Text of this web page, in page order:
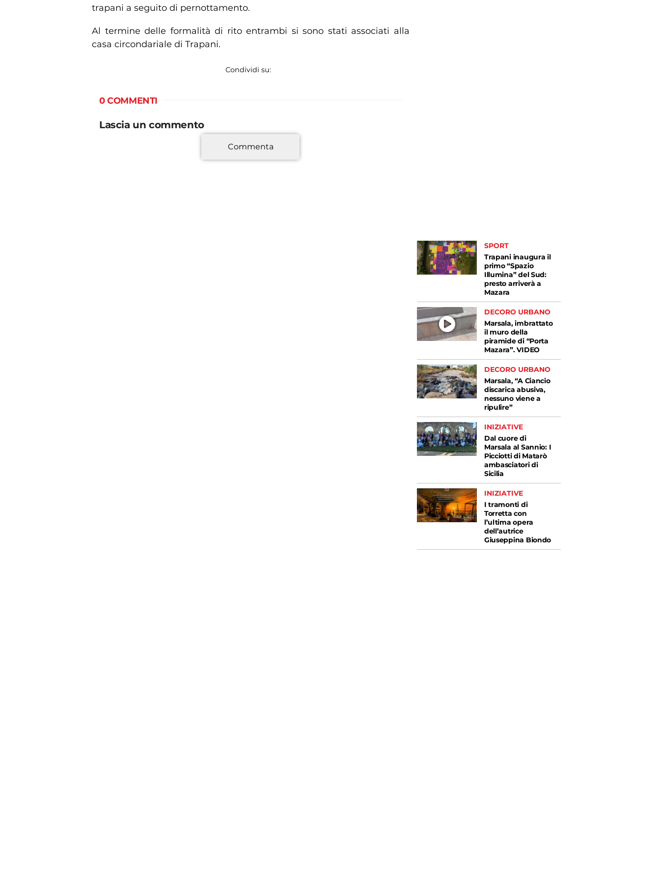
trapani a seguito di pernottamento.
Al termine delle formalità di rito entrambi si sono stati associati alla
casa circondariale di Trapani.
Condividi su:
0 COMMENTI
Lascia un commento
Commenta
SPORT
Trapani inaugura il
primo “Spazio
Illumina” del Sud:
presto arriverà a
Mazara
DECORO URBANO
Marsala, imbrattato
il muro della
piramide di “Porta
Mazara”. VIDEO
DECORO URBANO
Marsala, “A Ciancio
discarica abusiva,
nessuno viene a
ripulire”
INIZIATIVE
Dal cuore di
Marsala al Sannio: I
Picciotti di Matarò
ambasciatori di
Sicilia
INIZIATIVE
I tramonti di
Torretta con
l’ultima opera
dell’autrice
Giuseppina Biondo